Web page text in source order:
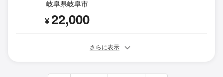
岐阜県岐阜市
¥22,000
さらに表示